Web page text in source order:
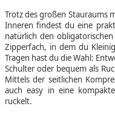
Trotz des großen Stauraums
Inneren findest du eine
natürlich den
Zipperfach, in dem du
Tragen hast du die Wahl:
Schulter oder bequem als
Mittels der seitlichen
auch easy in eine
ruckelt.